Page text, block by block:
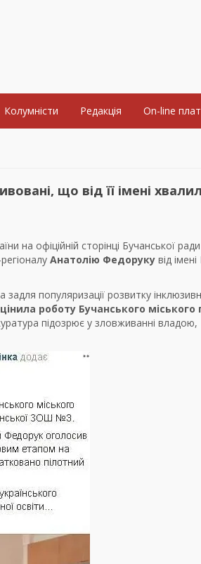
Колумністи Редакція On-line
що від її імені
на офіційній сторінці Бучанської ради
Анатолію Федоруку від
задля популяризації розвитку
роботу Бучанського міського
підозрює у зловживанні владою,